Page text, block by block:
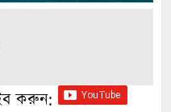
করুন: